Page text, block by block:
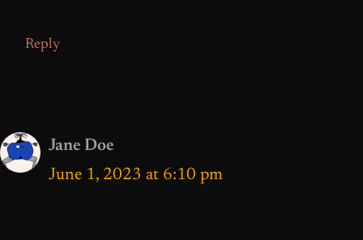
Reply
Jane Doe
June 1, 2023 at 6:10 pm